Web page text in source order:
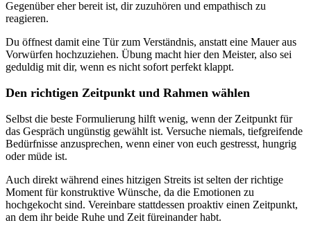
Gegenüber eher bereit ist, dir zuzuhören und empathisch zu
reagieren.
Du öffnest damit eine Tür zum Verständnis, anstatt eine Mauer aus
Vorwürfen hochzuziehen. Übung macht hier den Meister, also sei
geduldig mit dir, wenn es nicht sofort perfekt klappt.
Den richtigen Zeitpunkt und Rahmen wählen
Selbst die beste Formulierung hilft wenig, wenn der Zeitpunkt für
das Gespräch ungünstig gewählt ist. Versuche niemals, tiefgreifende
Bedürfnisse anzusprechen, wenn einer von euch gestresst, hungrig
oder müde ist.
Auch direkt während eines hitzigen Streits ist selten der richtige
Moment für konstruktive Wünsche, da die Emotionen zu
hochgekocht sind. Vereinbare stattdessen proaktiv einen Zeitpunkt,
an dem ihr beide Ruhe und Zeit füreinander habt.